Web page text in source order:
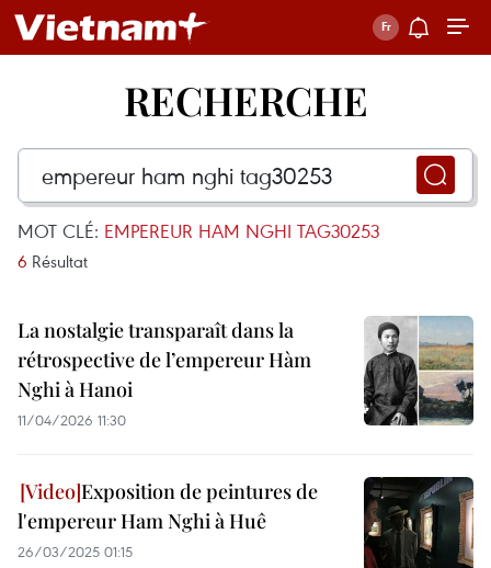
RECHERCHE
MOT CLÉ: EMPEREUR HAM NGHI TAG30253
6 Résultat
La nostalgie transparaît dans la
rétrospective de l’empereur Hàm
Nghi à Hanoi
11/04/2026 11:30
Exposition de peintures de
l'empereur Ham Nghi à Huê
26/03/2025 01:15